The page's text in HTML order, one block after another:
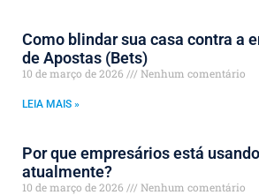
Como blindar sua casa contra a
de Apostas (Bets)
10 de março de 2026 Nenhum comentário
LEIA MAIS »
Por que empresários está
atualmente?
10 de março de 2026 Nenhum comentário